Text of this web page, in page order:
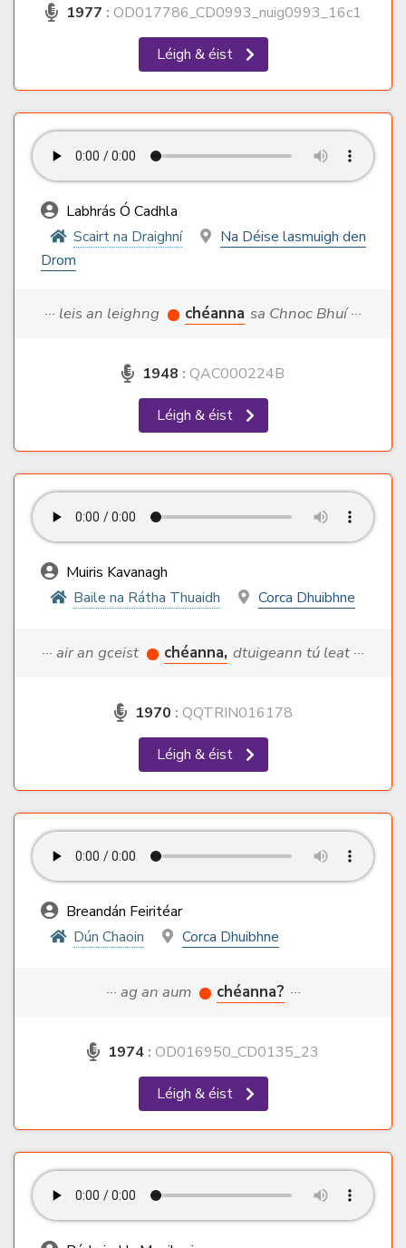
1977 : OD017786_CD0993_nuig0993_16c1
Léigh & éist
Labhrás Ó Cadhla
Scairt na Draighní
Na Déise lasmuigh den
Drom
··· leis an leighng chéanna sa Chnoc Bhuí ···
1948 : QAC000224B
Léigh & éist
Muiris Kavanagh
Baile na Rátha Thuaidh
Corca Dhuibhne
··· air an gceist chéanna, dtuigeann tú leat ···
1970 : QQTRIN016178
Léigh & éist
Breandán Feiritéar
Dún Chaoin
Corca Dhuibhne
··· ag an aum chéanna? ···
1974 : OD016950_CD0135_23
Léigh & éist